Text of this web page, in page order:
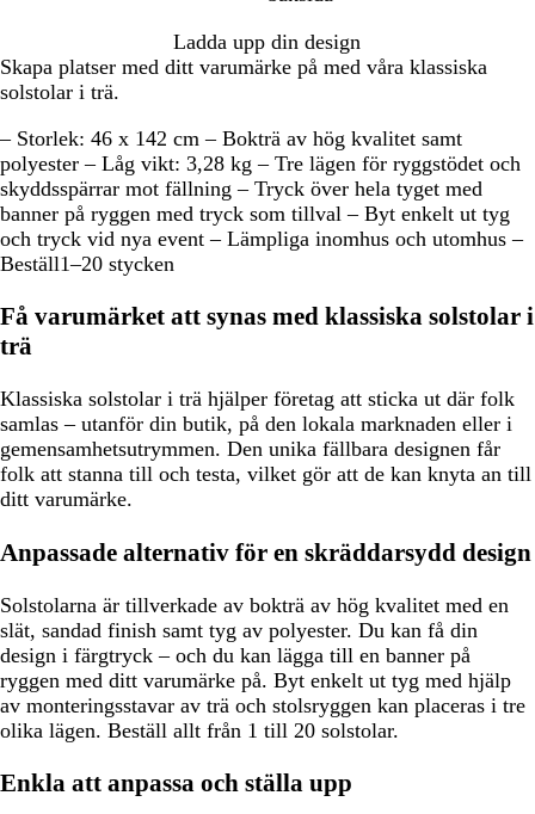
Ladda upp din design
Skapa platser med ditt varumärke på med våra klassiska
solstolar i trä.
– Storlek: 46 x 142 cm – Bokträ av hög kvalitet samt
polyester – Låg vikt: 3,28 kg – Tre lägen för ryggstödet och
skyddsspärrar mot fällning – Tryck över hela tyget med
banner på ryggen med tryck som tillval – Byt enkelt ut tyg
och tryck vid nya event – Lämpliga inomhus och utomhus –
Beställ1–20 stycken
Få varumärket att synas med klassiska solstolar i
trä
Klassiska solstolar i trä hjälper företag att sticka ut där folk
samlas – utanför din butik, på den lokala marknaden eller i
gemensamhetsutrymmen. Den unika fällbara designen får
folk att stanna till och testa, vilket gör att de kan knyta an till
ditt varumärke.
Anpassade alternativ för en skräddarsydd design
Solstolarna är tillverkade av bokträ av hög kvalitet med en
slät, sandad finish samt tyg av polyester. Du kan få din
design i färgtryck – och du kan lägga till en banner på
ryggen med ditt varumärke på. Byt enkelt ut tyg med hjälp
av monteringsstavar av trä och stolsryggen kan placeras i tre
olika lägen. Beställ allt från 1 till 20 solstolar.
Enkla att anpassa och ställa upp